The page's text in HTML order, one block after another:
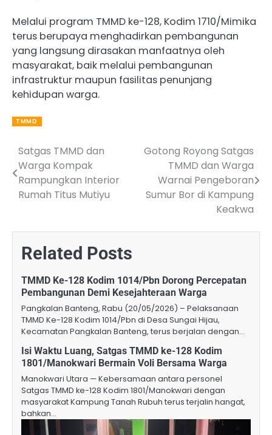
Melalui program TMMD ke-128, Kodim 1710/Mimika
terus berupaya menghadirkan pembangunan
yang langsung dirasakan manfaatnya oleh
masyarakat, baik melalui pembangunan
infrastruktur maupun fasilitas penunjang
kehidupan warga.
TMMD
Post
navigation
Satgas TMMD dan
Warga Kompak
Rampungkan Interior
Rumah Titus Mutiyu
Gotong Royong Satgas
TMMD dan Warga
Warnai Pengeboran
Sumur Bor di Kampung
Keakwa
Related Posts
TMMD Ke-128 Kodim 1014/Pbn Dorong Percepatan
Pembangunan Demi Kesejahteraan Warga
Pangkalan Banteng, Rabu (20/05/2026) – Pelaksanaan
TMMD Ke-128 Kodim 1014/Pbn di Desa Sungai Hijau,
Kecamatan Pangkalan Banteng, terus berjalan dengan…
Isi Waktu Luang, Satgas TMMD ke-128 Kodim
1801/Manokwari Bermain Voli Bersama Warga
Manokwari Utara — Kebersamaan antara personel
Satgas TMMD ke-128 Kodim 1801/Manokwari dengan
masyarakat Kampung Tanah Rubuh terus terjalin hangat,
bahkan…